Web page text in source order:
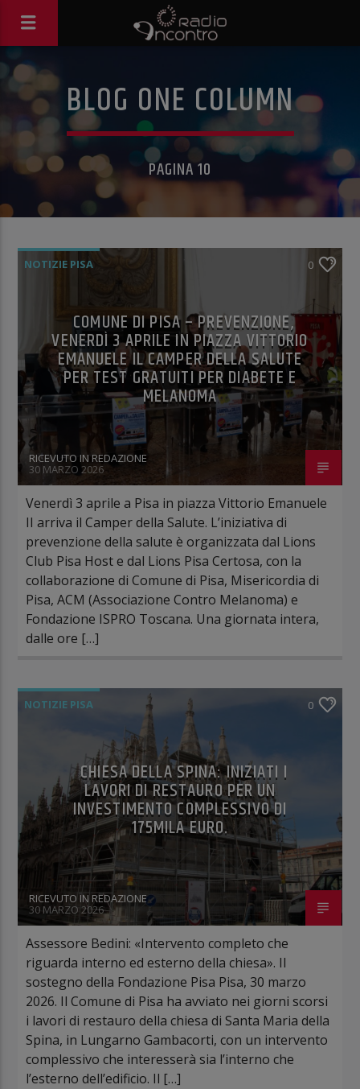
BLOG ONE COLUMN
PAGINA 10
NOTIZIE PISA 0
COMUNE DI PISA – PREVENZIONE,
VENERDÌ 3 APRILE IN PIAZZA VITTORIO
EMANUELE IL CAMPER DELLA SALUTE
PER TEST GRATUITI PER DIABETE E
MELANOMA
RICEVUTO IN REDAZIONE
30 MARZO 2026
Venerdì 3 aprile a Pisa in piazza Vittorio Emanuele
II arriva il Camper della Salute. L’iniziativa di
prevenzione della salute è organizzata dal Lions
Club Pisa Host e dal Lions Pisa Certosa, con la
collaborazione di Comune di Pisa, Misericordia di
Pisa, ACM (Associazione Contro Melanoma) e
Fondazione ISPRO Toscana. Una giornata intera,
dalle ore […]
NOTIZIE PISA 0
CHIESA DELLA SPINA: INIZIATI I
LAVORI DI RESTAURO PER UN
INVESTIMENTO COMPLESSIVO DI
175MILA EURO.
RICEVUTO IN REDAZIONE
30 MARZO 2026
Assessore Bedini: «Intervento completo che
riguarda interno ed esterno della chiesa». Il
sostegno della Fondazione Pisa Pisa, 30 marzo
2026. Il Comune di Pisa ha avviato nei giorni scorsi
i lavori di restauro della chiesa di Santa Maria della
Spina, in Lungarno Gambacorti, con un intervento
complessivo che interesserà sia l’interno che
l’esterno dell’edificio. Il […]